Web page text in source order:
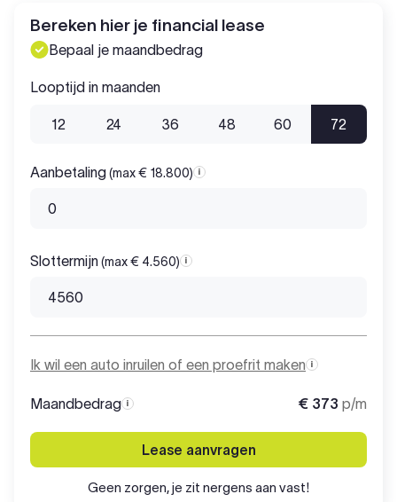
Bereken hier je financial lease
Bepaal je maandbedrag
Looptijd in maanden
12 24 36 48 60 72
Aanbetaling(max € 18.800) Aanbetaling
Slottermijn(max € 4.560) Slottermijn
Ik wil een auto inruilen of een proefrit maken
Maandbedrag Maandbedrag € 373 p/m
Lease aanvragen
Geen zorgen, je zit nergens aan vast!